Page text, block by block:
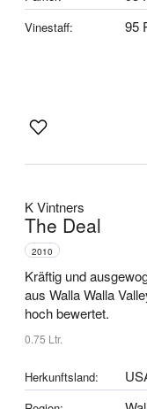
Vinestaff: 95
K Vintners
The Deal
2010
Kräftig und
aus Walla Walla
hoch bewertet.
0.75 Ltr.
Herkunftsland: